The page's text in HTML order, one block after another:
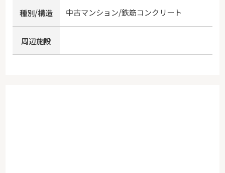
種別/構造 中古マンション/鉄筋コンクリート
周辺施設